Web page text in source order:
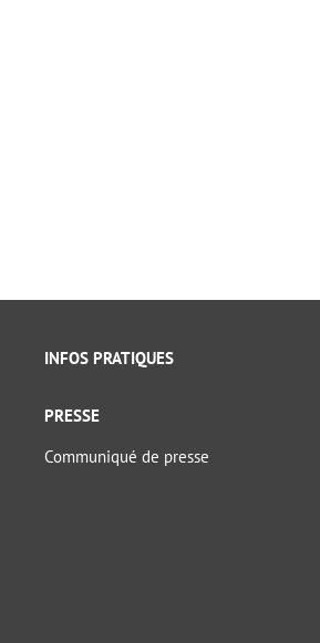
INFOS PRATIQUES
PRESSE
Communiqué de presse